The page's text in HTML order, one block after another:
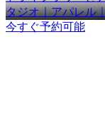
タジオ｜アパレル
今すぐ予約可能